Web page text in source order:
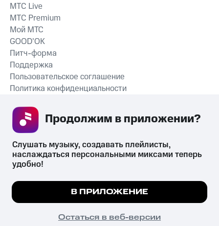
СКАЧАТЬ ПРИЛОЖЕНИЕ
MTС Live
MTС Premium
Мой МТС
GOOD’OK
Питч-форма
Поддержка
Пользовательское соглашение
Политика конфиденциальности
психотропных веществ, их аналогов причиняет вред здоровью,
их незаконный оборот запрещён и влечёт установленную
законодательством ответственность.
© 2026 ООО «КИОН».
Все права защищены
Мы используем куки, чтобы на сайте все
Подробнее
ПОНЯТНО
Слушать музыку, создавать плейлисты,
наслаждаться персональными миксами теперь
удобно!
В ПРИЛОЖЕНИЕ
Остаться в веб-версии